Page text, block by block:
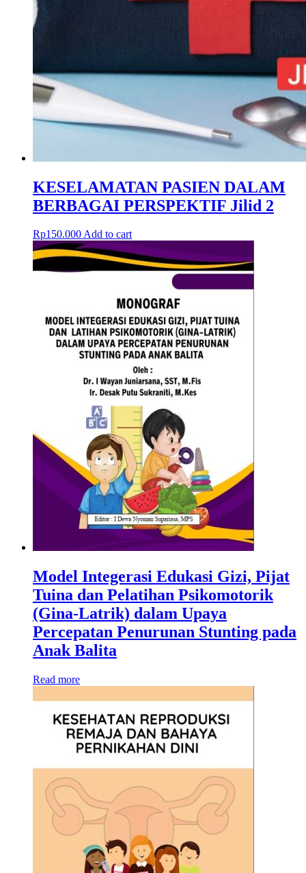
KESELAMATAN PASIEN DALAM
BERBAGAI PERSPEKTIF Jilid 2
Rp150.000Add to cart
Model Integerasi Edukasi Gizi, Pijat
Tuina dan Pelatihan Psikomotorik
(Gina-Latrik) dalam Upaya
Percepatan Penurunan Stunting pada
Anak Balita
Read more